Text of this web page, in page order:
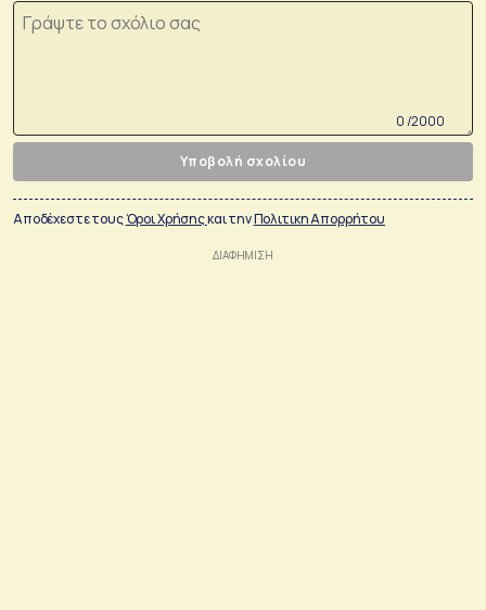
0 /2000
Υποβολή σχολίου
Αποδέχεστε τουςΌροι Χρήσηςκαι τηνΠολιτικη Απορρήτου